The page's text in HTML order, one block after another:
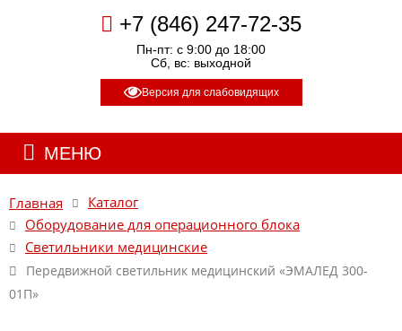
+7 (846) 247-72-35
Пн-пт: с 9:00 до 18:00
Сб, вс: выходной
Версия для слабовидящих
МЕНЮ
Главная
Каталог
Оборудование для операционного блока
Светильники медицинские
Передвижной светильник медицинский «ЭМАЛЕД 300-
01П»